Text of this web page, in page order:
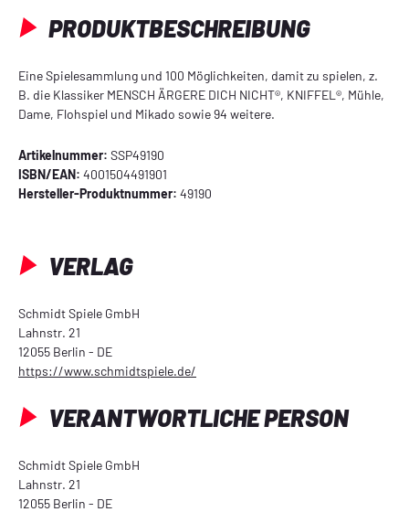
PRODUKTBESCHREIBUNG
Eine Spielesammlung und 100 Möglichkeiten, damit zu spielen, z.
B. die Klassiker MENSCH ÄRGERE DICH NICHT®, KNIFFEL®, Mühle,
Dame, Flohspiel und Mikado sowie 94 weitere.
Artikelnummer: SSP49190
ISBN/EAN: 4001504491901
Hersteller-Produktnummer: 49190
VERLAG
Schmidt Spiele GmbH
Lahnstr. 21
12055 Berlin - DE
https://www.schmidtspiele.de/
VERANTWORTLICHE PERSON
Schmidt Spiele GmbH
Lahnstr. 21
12055 Berlin - DE